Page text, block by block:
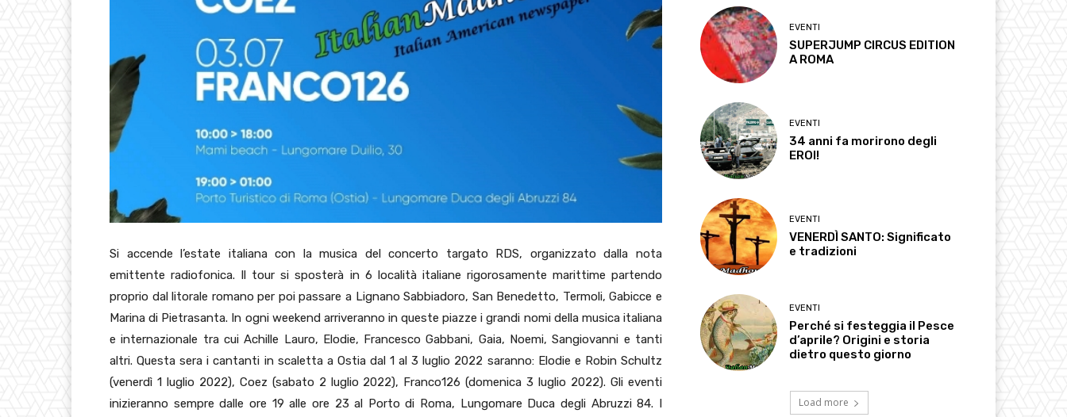
Si accende l’estate italiana con la musica del concerto targato RDS, organizzato dalla nota
emittente radiofonica. Il tour si sposterà in 6 località italiane rigorosamente marittime partendo
proprio dal litorale romano per poi passare a Lignano Sabbiadoro, San Benedetto, Termoli, Gabicce e
Marina di Pietrasanta. In ogni weekend arriveranno in queste piazze i grandi nomi della musica italiana
e internazionale tra cui Achille Lauro, Elodie, Francesco Gabbani, Gaia, Noemi, Sangiovanni e tanti
altri. Questa sera i cantanti in scaletta a Ostia dal 1 al 3 luglio 2022 saranno: Elodie e Robin Schultz
(venerdì 1 luglio 2022), Coez (sabato 2 luglio 2022), Franco126 (domenica 3 luglio 2022). Gli eventi
inizieranno sempre dalle ore 19 alle ore 23 al Porto di Roma, Lungomare Duca degli Abruzzi 84. I
EVENTI
SUPERJUMP CIRCUS EDITION
A ROMA
EVENTI
34 anni fa morirono degli
EROI!
EVENTI
VENERDÌ SANTO: Significato
e tradizioni
EVENTI
Perché si festeggia il Pesce
d’aprile? Origini e storia
dietro questo giorno
Load more